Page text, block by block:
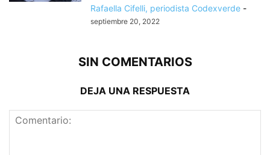
Rafaella Cifelli, periodista Codexverde -
septiembre 20, 2022
SIN COMENTARIOS
DEJA UNA RESPUESTA